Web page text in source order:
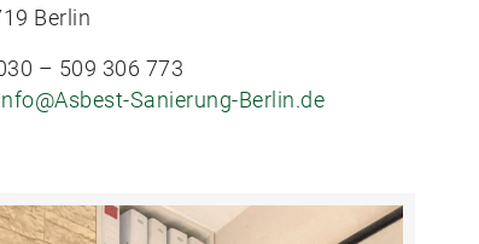
Berlin
– 509 306 773
Info@Asbest-Sanierung-Berlin.de